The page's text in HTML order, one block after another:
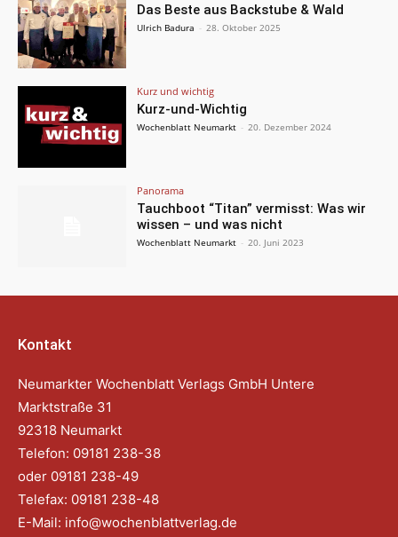
Das Beste aus Backstube & Wald
Ulrich Badura - 28. Oktober 2025
Kurz und wichtig
Kurz-und-Wichtig
Wochenblatt Neumarkt - 20. Dezember 2024
Panorama
Tauchboot “Titan” vermisst: Was wir
wissen – und was nicht
Wochenblatt Neumarkt - 20. Juni 2023
Kontakt
Neumarkter Wochenblatt Verlags GmbH Untere
Marktstraße 31
92318 Neumarkt
Telefon: 09181 238-38
oder 09181 238-49
Telefax: 09181 238-48
E-Mail: info@wochenblattverlag.de